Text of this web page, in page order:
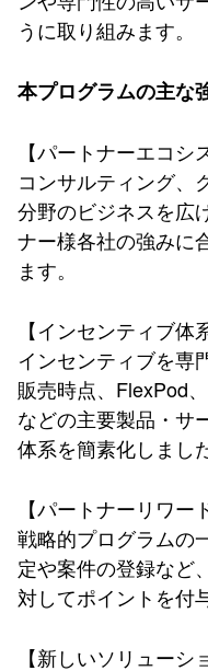
うに取り組みます。
本プログラムの主な
【パートナーエコシ
コンサルティング、
分野のビジネスを広
ナー様各社の強みに
ます。
【インセンティブ体
インセンティブを専
販売時点、FlexPod
などの主要製品・サ
体系を簡素化しました
【パートナーリワー
戦略的プログラムの
定や案件の登録など
対してポイントを付
【新しいソリューシ